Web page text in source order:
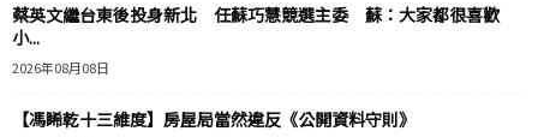
蔡英文繼台東後投身新北 任蘇巧慧競選主委 蘇：大家都很喜歡
小...
2026年08月08日
【馮睎乾十三維度】房屋局當然違反《公開資料守則》